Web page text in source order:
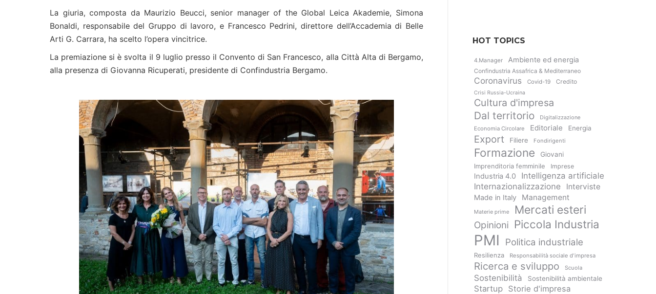
La giuria, composta da Maurizio Beucci, senior manager of the Global Leica Akademie, Simona
Bonaldi, responsabile del Gruppo di lavoro, e Francesco Pedrini, direttore dell’Accademia di Belle
Arti G. Carrara, ha scelto l’opera vincitrice.
La premiazione si è svolta il 9 luglio presso il Convento di San Francesco, alla Città Alta di Bergamo,
alla presenza di Giovanna Ricuperati, presidente di Confindustria Bergamo.
HOT TOPICS
4.Manager Ambiente ed energia
Confindustria Assafrica & Mediterraneo
Coronavirus Covid-19 Credito
Crisi Russia-Ucraina
Cultura d'impresa
Dal territorio
Digitalizzazione
Economia Circolare
Editoriale Energia
Export Filiere Fondirigenti
Formazione
Giovani
Imprenditoria femminile
Imprese
Industria 4.0
Intelligenza artificiale
Internazionalizzazione
Interviste
Made in Italy Management
Materie prime Mercati esteri
Opinioni Piccola Industria
PMI Politica industriale
Resilienza Responsabilità sociale d'impresa
Ricerca e sviluppo Scuola
Sostenibilità Sostenibilità ambientale
Startup Storie d'impresa